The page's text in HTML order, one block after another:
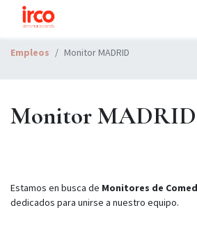
Empleos Monitor MADRID
Monitor MADRID
Estamos en busca de Monitores de
dedicados para unirse a nuestro equipo.